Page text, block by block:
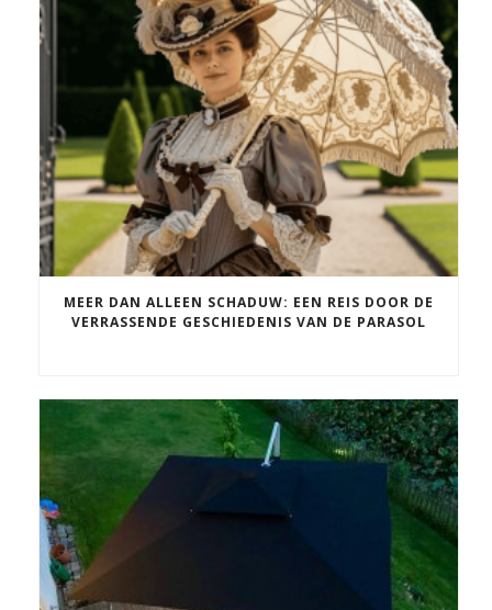
MEER DAN ALLEEN SCHADUW: EEN REIS DOOR DE
VERRASSENDE GESCHIEDENIS VAN DE PARASOL